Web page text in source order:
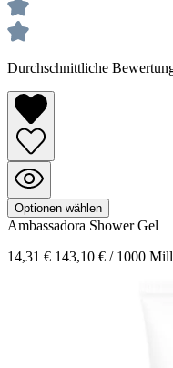
Durchschnittliche
Optionen wählen
Ambassadora Shower Gel
14,31 € 143,10 € / 1000